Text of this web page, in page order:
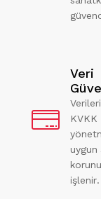
Veri
KVKK
uygun
işlenir.